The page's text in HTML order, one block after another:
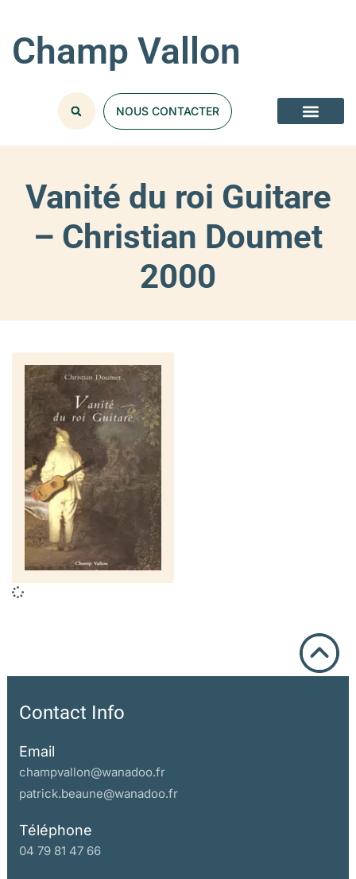
Champ Vallon
NOUS CONTACTER
Vanité du roi Guitare
– Christian Doumet
2000
Contact Info
Email
champvallon@wanadoo.fr
patrick.beaune@wanadoo.fr
Téléphone
04 79 81 47 66